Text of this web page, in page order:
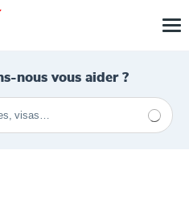
nous vous aider ?